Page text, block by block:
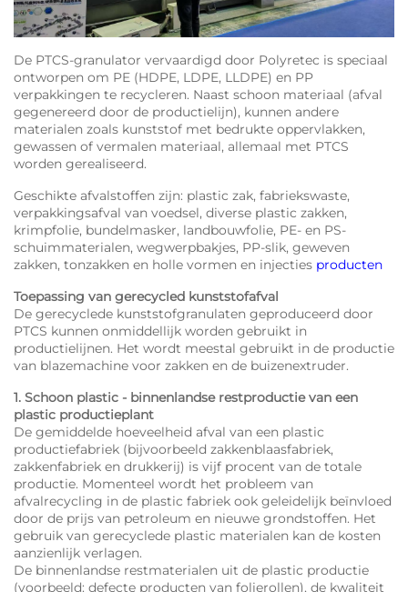
De PTCS-granulator vervaardigd door Polyretec is speciaal
ontworpen om PE (HDPE, LDPE, LLDPE) en PP
verpakkingen te recycleren. Naast schoon materiaal (afval
gegenereerd door de productielijn), kunnen andere
materialen zoals kunststof met bedrukte oppervlakken,
gewassen of vermalen materiaal, allemaal met PTCS
worden gerealiseerd.
Geschikte afvalstoffen zijn: plastic zak, fabriekswaste,
verpakkingsafval van voedsel, diverse plastic zakken,
krimpfolie, bundelmasker, landbouwfolie, PE- en PS-
schuimmaterialen, wegwerpbakjes, PP-slik, geweven
zakken, tonzakken en holle vormen en injecties producten
Toepassing van gerecycled kunststofafval
De gerecyclede kunststofgranulaten geproduceerd door
PTCS kunnen onmiddellijk worden gebruikt in
productielijnen. Het wordt meestal gebruikt in de productie
van blazemachine voor zakken en de buizenextruder.
1. Schoon plastic - binnenlandse restproductie van een
plastic productieplant
De gemiddelde hoeveelheid afval van een plastic
productiefabriek (bijvoorbeeld zakkenblaasfabriek,
zakkenfabriek en drukkerij) is vijf procent van de totale
productie. Momenteel wordt het probleem van
afvalrecycling in de plastic fabriek ook geleidelijk beïnvloed
door de prijs van petroleum en nieuwe grondstoffen. Het
gebruik van gerecyclede plastic materialen kan de kosten
aanzienlijk verlagen.
De binnenlandse restmaterialen uit de plastic productie
(voorbeeld: defecte producten van folierollen), de kwaliteit